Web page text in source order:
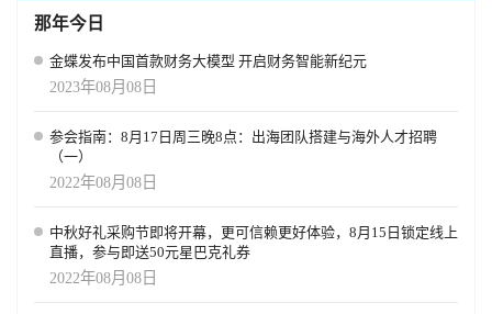
那年今日
金蝶发布中国首款财务大模型 开启财务智能新纪元
2023年08月08日
参会指南：8月17日周三晚8点：出海团队搭建与海外人才招聘
（一）
2022年08月08日
中秋好礼采购节即将开幕，更可信赖更好体验，8月15日锁定线上
直播，参与即送50元星巴克礼券
2022年08月08日